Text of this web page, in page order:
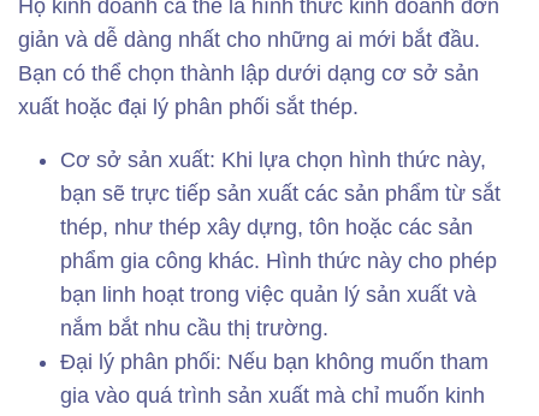
Hộ kinh doanh cá thể là hình thức kinh doanh đơn
giản và dễ dàng nhất cho những ai mới bắt đầu.
Bạn có thể chọn thành lập dưới dạng cơ sở sản
xuất hoặc đại lý phân phối sắt thép.
Cơ sở sản xuất: Khi lựa chọn hình thức này,
bạn sẽ trực tiếp sản xuất các sản phẩm từ sắt
thép, như thép xây dựng, tôn hoặc các sản
phẩm gia công khác. Hình thức này cho phép
bạn linh hoạt trong việc quản lý sản xuất và
nắm bắt nhu cầu thị trường.
Đại lý phân phối: Nếu bạn không muốn tham
gia vào quá trình sản xuất mà chỉ muốn kinh